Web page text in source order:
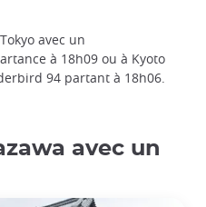
avec un
à 18h09 ou à Kyoto
94 partant à 18h06.
avec un